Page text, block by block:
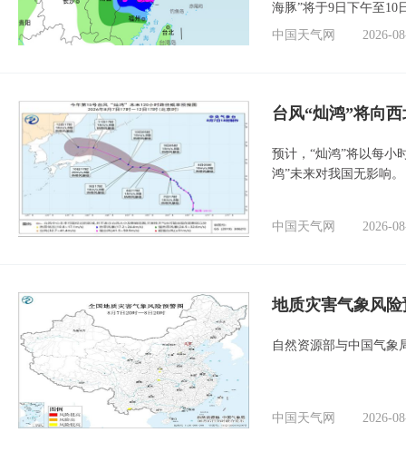
海豚”将于9日下午至10
中国天气网
2026-
台风“灿鸿”将向
预计，“灿鸿”将以每小
鸿”未来对我国无影响。
中国天气网 2026-
地质灾害气象风
自然资源部与中国气象
中国天气网 2026-